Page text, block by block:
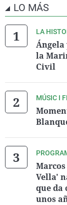
LO MÁS
LA
Ángela
la
Civil
MÚSIC I
Vella'
que da
unos